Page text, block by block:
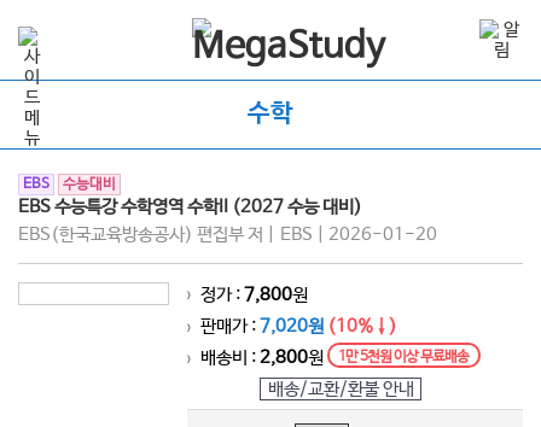
수학
EBS 수능대비
EBS 수능특강 수학영역 수학II (2027 수능 대비)
EBS(한국교육방송공사) 편집부 저 | EBS | 2026-01-20
> 정가 :7,800원
> 판매가 :7,020원 (10%↓)
> 배송비 :2,800원 1만 5천원 이상 무료배송
배송/교환/환불 안내